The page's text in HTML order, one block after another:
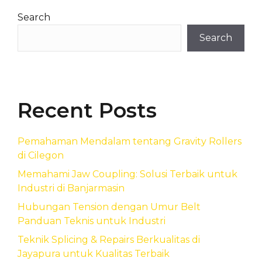
Search
Search
Recent Posts
Pemahaman Mendalam tentang Gravity Rollers
di Cilegon
Memahami Jaw Coupling: Solusi Terbaik untuk
Industri di Banjarmasin
Hubungan Tension dengan Umur Belt
Panduan Teknis untuk Industri
Teknik Splicing & Repairs Berkualitas di
Jayapura untuk Kualitas Terbaik